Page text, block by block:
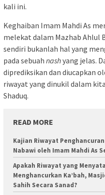
kali ini.
Keghaiban Imam Mahdi As
melekat dalam Mazhab Ahlul
sendiri bukanlah hal yang
pada sebuah nashyang jelas.
diprediksikan dan diucapkan
riwayat yang dinukil dalam
Shaduq.
READ MORE
Kajian Riwayat
Nabawi oleh Imam Mahdi As
Apakah Riwayat yang
Menghancurkan Ka’bah,
Sahih Secara Sanad?